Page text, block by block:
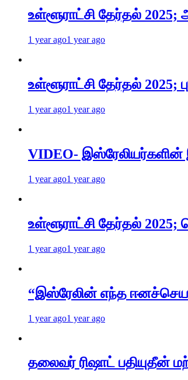
உள்ளூராட்சி தேர்தல்
1 year ago1 year ago
உள்ளூராட்சி தேர்தல் 2025;
1 year ago1 year ago
VIDEO-
1 year ago1 year ago
உள்ளூராட்சி தேர்தல்
1 year ago1 year ago
“இஸ்ரேலின் எந்த
1 year ago1 year ago
தலைவர் ரிஷாட் பதியுதீன்